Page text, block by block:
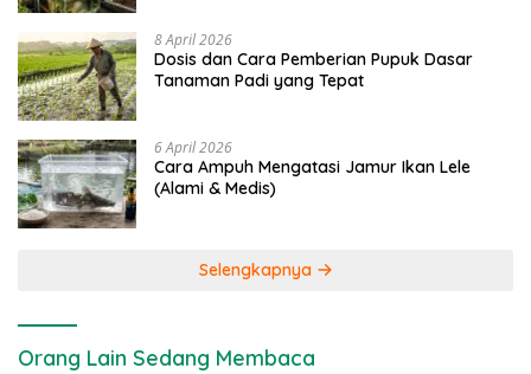
8 April 2026
Dosis dan Cara Pemberian Pupuk Dasar
Tanaman Padi yang Tepat
6 April 2026
Cara Ampuh Mengatasi Jamur Ikan Lele
(Alami & Medis)
Selengkapnya
Orang Lain Sedang Membaca